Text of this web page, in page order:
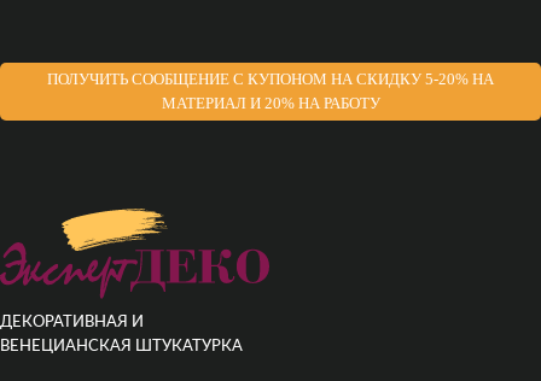
ПОЛУЧИТЬ СООБЩЕНИЕ С КУПОНОМ НА СКИДКУ 5-20% НА
МАТЕРИАЛ И 20% НА РАБОТУ
ДЕКОРАТИВНАЯ И
ВЕНЕЦИАНСКАЯ ШТУКАТУРКА